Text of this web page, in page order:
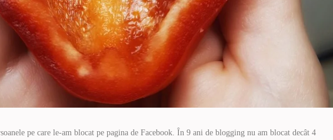
pe care le-am blocat pe pagina de Facebook. În 9 ani de blogging nu am blocat decât 4